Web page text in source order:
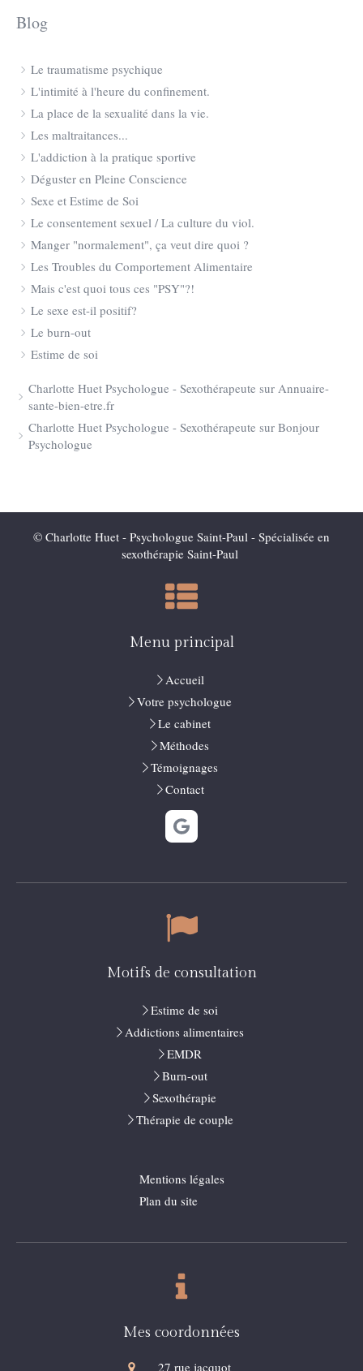
Blog
Le traumatisme psychique
L'intimité à l'heure du confinement.
La place de la sexualité dans la vie.
Les maltraitances...
L'addiction à la pratique sportive
Déguster en Pleine Conscience
Sexe et Estime de Soi
Le consentement sexuel / La culture du viol.
Manger "normalement", ça veut dire quoi ?
Les Troubles du Comportement Alimentaire
Mais c'est quoi tous ces "PSY"?!
Le sexe est-il positif?
Le burn-out
Estime de soi
Charlotte Huet Psychologue - Sexothérapeute sur Annuaire-
sante-bien-etre.fr
Charlotte Huet Psychologue - Sexothérapeute sur Bonjour
Psychologue
© Charlotte Huet - Psychologue Saint-Paul - Spécialisée en
sexothérapie Saint-Paul
Menu principal
Accueil
Votre psychologue
Le cabinet
Méthodes
Témoignages
Contact
Motifs de consultation
Estime de soi
Addictions alimentaires
EMDR
Burn-out
Sexothérapie
Thérapie de couple
Mentions légales
Plan du site
Mes coordonnées
27 rue jacquot